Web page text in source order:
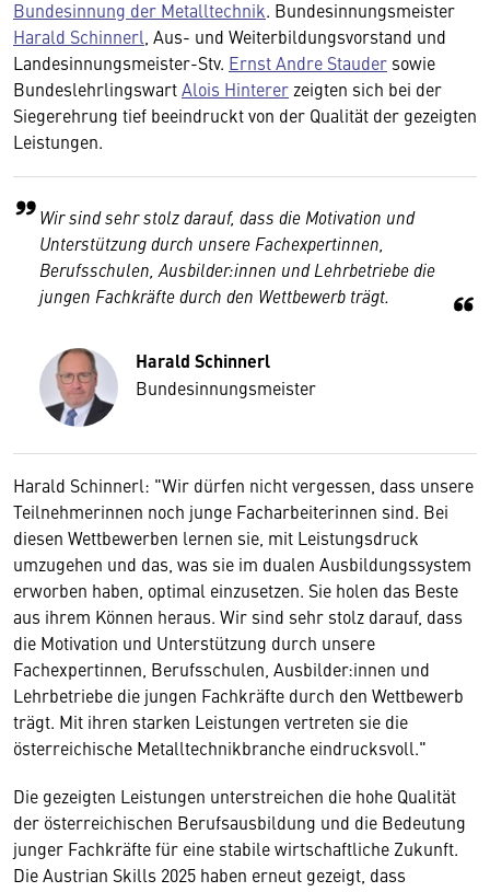
Bundesinnung der Metalltechnik. Bundesinnungsmeister
Harald Schinnerl , Aus- und Weiterbildungsvorstand und
Landesinnungsmeister-Stv. Ernst Andre Stauder sowie
BundeslehrlingswartAlois Hinterer zeigten sich bei der
Siegerehrung tief beeindruckt von der Qualität der gezeigten
Leistungen.
Wir sind sehr stolz darauf, dass die Motivation und
Unterstützung durch unsere Fachexpertinnen,
Berufsschulen, Ausbilder:innen und Lehrbetriebe die
jungen Fachkräfte durch den Wettbewerb trägt.
Harald Schinnerl
Bundesinnungsmeister
Harald Schinnerl: "Wir dürfen nicht vergessen, dass unsere
Teilnehmerinnen noch junge Facharbeiterinnen sind. Bei
diesen Wettbewerben lernen sie, mit Leistungsdruck
umzugehen und das, was sie im dualen Ausbildungssystem
erworben haben, optimal einzusetzen. Sie holen das Beste
aus ihrem Können heraus. Wir sind sehr stolz darauf, dass
die Motivation und Unterstützung durch unsere
Fachexpertinnen, Berufsschulen, Ausbilder:innen und
Lehrbetriebe die jungen Fachkräfte durch den Wettbewerb
trägt. Mit ihren starken Leistungen vertreten sie die
österreichische Metalltechnikbranche eindrucksvoll."
Die gezeigten Leistungen unterstreichen die hohe Qualität
der österreichischen Berufsausbildung und die Bedeutung
junger Fachkräfte für eine stabile wirtschaftliche Zukunft.
Die Austrian Skills 2025 haben erneut gezeigt, dass